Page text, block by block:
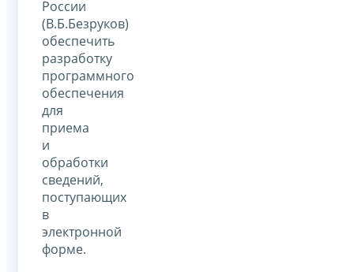
России
(В.Б.Безруков)
обеспечить
разработку
программного
обеспечения
для
приема
и
обработки
сведений,
поступающих
в
электронной
форме.